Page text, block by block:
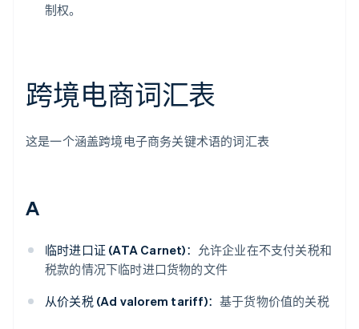
制权。
跨境电商词汇表
这是一个涵盖跨境电子商务关键术语的词汇表
A
临时进口证 (ATA Carnet)： 允许企业在不支付关税和
税款的情况下临时进口货物的文件
从价关税 (Ad valorem tariff)： 基于货物价值的关税